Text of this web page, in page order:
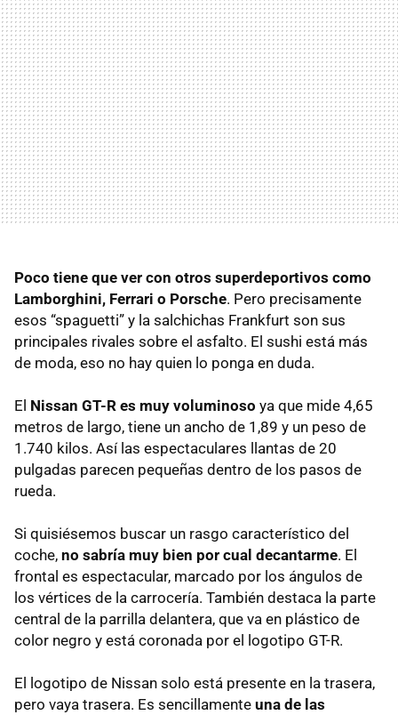
Poco tiene que ver con otros superdeportivos como
Lamborghini, Ferrari o Porsche. Pero precisamente
esos “spaguetti” y la salchichas Frankfurt son sus
principales rivales sobre el asfalto. El sushi está más
de moda, eso no hay quien lo ponga en duda.
El Nissan GT-R es muy voluminoso ya que mide 4,65
metros de largo, tiene un ancho de 1,89 y un peso de
1.740 kilos. Así las espectaculares llantas de 20
pulgadas parecen pequeñas dentro de los pasos de
rueda.
Si quisiésemos buscar un rasgo característico del
coche, no sabría muy bien por cual decantarme. El
frontal es espectacular, marcado por los ángulos de
los vértices de la carrocería. También destaca la parte
central de la parrilla delantera, que va en plástico de
color negro y está coronada por el logotipo GT-R.
El logotipo de Nissan solo está presente en la trasera,
pero vaya trasera. Es sencillamente una de las